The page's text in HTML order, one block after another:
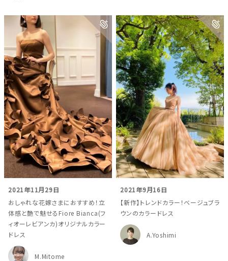
ウェディングマガジン
結婚式場を探す
ドレスブランド
2021年11月29日
おしゃれな花嫁さまにおすすめ！立
体感と艶で魅せるFiore Bianca(フ
ィオーレビアンカ)オリジナルカラー
ドレス
M.Mitome
2021年9月16日
【新作】トレンドカラー！ベージュブラ
ウンのカラードレス
A.Yoshimi